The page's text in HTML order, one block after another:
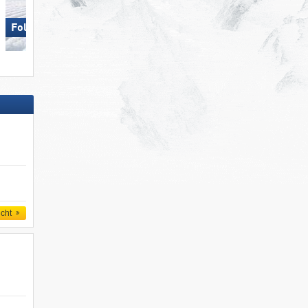
Folgaria/​Fiorentini Silvretta Montafon